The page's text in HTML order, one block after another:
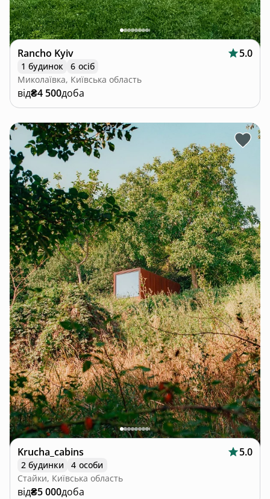
Rancho Kyiv 5.0
1 будинок
6 осіб
Миколаївка, Київська область
від₴4 500доба
Krucha_cabins 5.0
2 будинки
4 особи
Стайки, Київська область
від₴5 000доба